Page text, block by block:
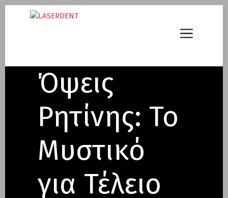
Μετάβαση
Menu
Όψεις
Ρητίνης: Το
Μυστικό
για Τέλειο